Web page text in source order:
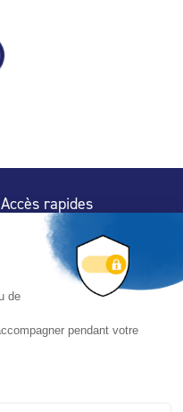
Accès rapides
Espace Presse
Trouver un
professionnel